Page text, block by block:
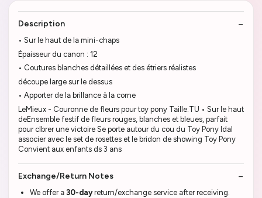
Description
• Sur le haut de la mini-chaps
Épaisseur du canon : 12
• Coutures blanches détaillées et des étriers réalistes
découpe large sur le dessus
• Apporter de la brillance à la corne
LeMieux - Couronne de fleurs pour toy pony Taille:TU • Sur le haut
deEnsemble festif de fleurs rouges, blanches et bleues, parfait
pour clbrer une victoire Se porte autour du cou du Toy Pony Idal
associer avec le set de rosettes et le bridon de showing Toy Pony
Convient aux enfants ds 3 ans
Exchange/Return Notes
We offer a 30-dayreturn/exchange service after receiving.